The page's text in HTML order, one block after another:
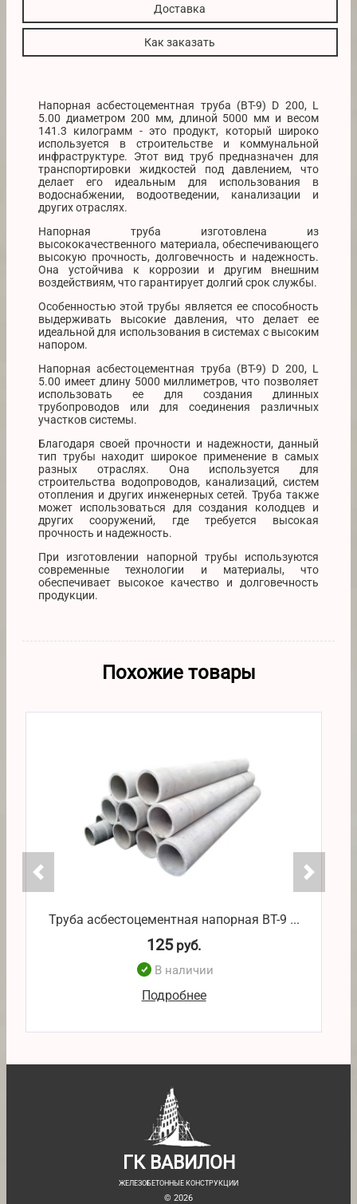
Доставка
Как заказать
Напорная асбестоцементная труба (ВТ-9) D 200, L
5.00 диаметром 200 мм, длиной 5000 мм и весом
141.3 килограмм - это продукт, который широко
используется в строительстве и коммунальной
инфраструктуре. Этот вид труб предназначен для
транспортировки жидкостей под давлением, что
делает его идеальным для использования в
водоснабжении, водоотведении, канализации и
других отраслях.
Напорная труба изготовлена из
высококачественного материала, обеспечивающего
высокую прочность, долговечность и надежность.
Она устойчива к коррозии и другим внешним
воздействиям, что гарантирует долгий срок службы.
Особенностью этой трубы является ее способность
выдерживать высокие давления, что делает ее
идеальной для использования в системах с высоким
напором.
Напорная асбестоцементная труба (ВТ-9) D 200, L
5.00 имеет длину 5000 миллиметров, что позволяет
использовать ее для создания длинных
трубопроводов или для соединения различных
участков системы.
Благодаря своей прочности и надежности, данный
тип трубы находит широкое применение в самых
разных отраслях. Она используется для
строительства водопроводов, канализаций, систем
отопления и других инженерных сетей. Труба также
может использоваться для создания колодцев и
других сооружений, где требуется высокая
прочность и надежность.
При изготовлении напорной трубы используются
современные технологии и материалы, что
обеспечивает высокое качество и долговечность
продукции.
Похожие товары
Труба асбестоцементная напорная ВТ-9 ...
125руб.
В наличии
Подробнее
ГК ВАВИЛОН
ЖЕЛЕЗОБЕТОННЫЕ КОНСТРУКЦИИ
© 2026